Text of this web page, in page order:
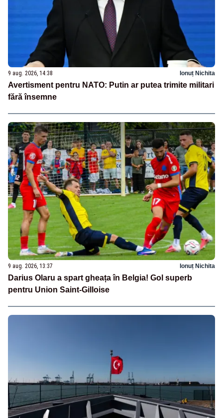
9 aug. 2026, 14:38 Ionuț Nichita
Avertisment pentru NATO: Putin ar putea trimite militari
fără însemne
9 aug. 2026, 13:37 Ionuț Nichita
Darius Olaru a spart gheața în Belgia! Gol superb
pentru Union Saint-Gilloise